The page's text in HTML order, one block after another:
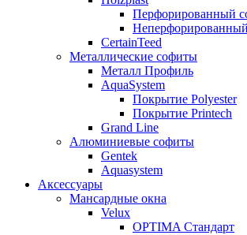
Перфорированный
CertainTeed
Металлические софиты
Металл Профиль
AquaSystem
Покрытие Polyester
Покрытие Printech
Grand Line
Алюминиевые софиты
Gentek
Aquasystem
Аксессуары
Мансардные окна
Velux
OPTIMA Стандарт